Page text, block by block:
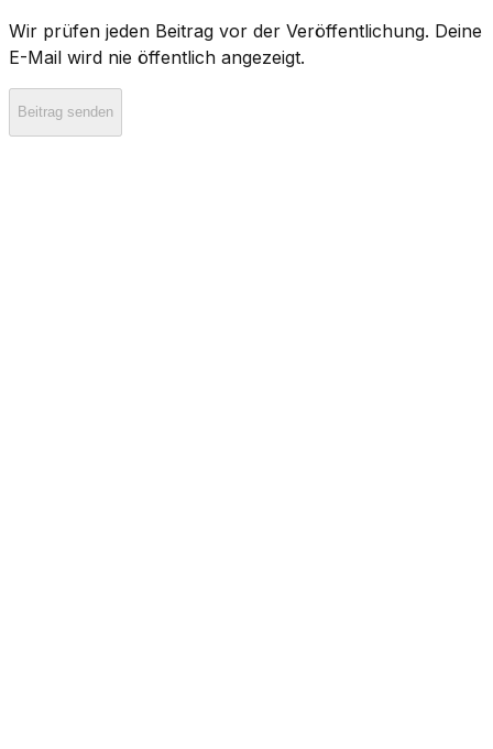
Wir prüfen jeden Beitrag vor der Veröffentlichung. Deine
E-Mail wird nie öffentlich angezeigt.
Beitrag senden